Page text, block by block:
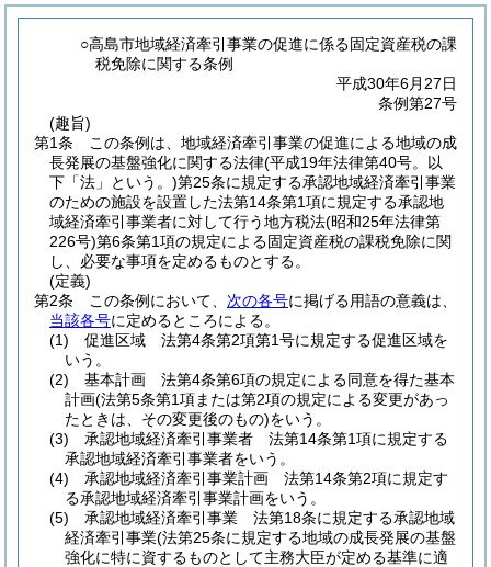
○高島市地域経済牽引事業の促進に係る固定資産税の課
税免除に関する条例
平成30年6月27日
条例第27号
(趣旨)
第1条
この条例は、地域経済牽引事業の促進による地域の成
長発展の基盤強化に関する法律(平成19年法律第40号。以
下「法」という。)第25条に規定する承認地域経済牽引事業
のための施設を設置した法第14条第1項に規定する承認地
域経済牽引事業者に対して行う地方税法(昭和25年法律第
226号)第6条第1項の規定による固定資産税の課税免除に関
し、必要な事項を定めるものとする。
(定義)
第2条
この条例において、 次の各号に掲げる用語の意義は、
当該各号に定めるところによる。
(1)
促進区域 法第4条第2項第1号に規定する促進区域を
いう。
(2)
基本計画 法第4条第6項の規定による同意を得た基本
計画(法第5条第1項または第2項の規定による変更があっ
たときは、その変更後のもの)をいう。
(3)
承認地域経済牽引事業者 法第14条第1項に規定する
承認地域経済牽引事業者をいう。
(4)
承認地域経済牽引事業計画 法第14条第2項に規定す
る承認地域経済牽引事業計画をいう。
(5)
承認地域経済牽引事業 法第18条に規定する承認地域
経済牽引事業(法第25条に規定する地域の成長発展の基盤
強化に特に資するものとして主務大臣が定める基準に適